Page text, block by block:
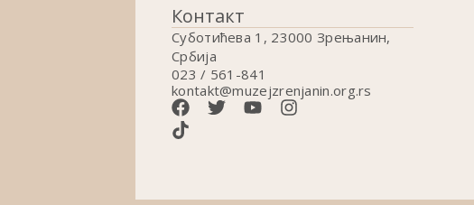
Контакт
Суботићева 1, 23000 Зрењанин,
Србија
023 / 561-841
kontakt@muzejzrenjanin.org.rs